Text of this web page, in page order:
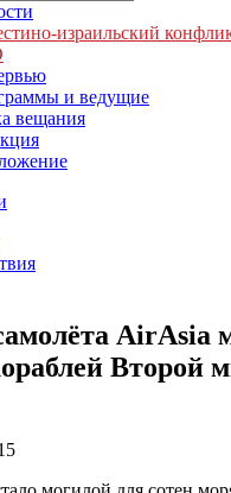
израильский
и ведущие
вещания
AirAsia
Второй